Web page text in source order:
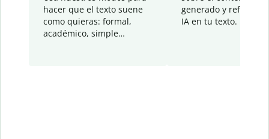
hacer que el texto suene
como quieras: formal,
académico, simple…
generado y refinado
IA en tu texto.